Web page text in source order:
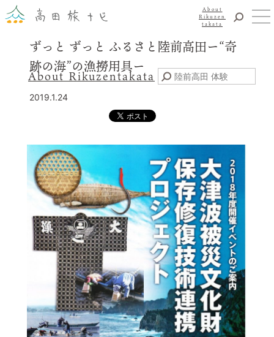
About Rikuzentakata
ずっと ずっと ふるさと陸前高田ー“奇
跡の海”の漁撈用具ー
2019.1.24
About
Rikuzen
takata
観光
体験
震災復興
食事・グルメ
アクセス
お知らせ
YouTubeチャンネル
交通・観光サービス
観光のことならまずはココ！
陸前高田市観光物産協会
お問い合わせ
© 2022 一般社団法人 陸前高田市観光物産協会 All Rights Reserved.
Designed by KESENNUMA DESIGN